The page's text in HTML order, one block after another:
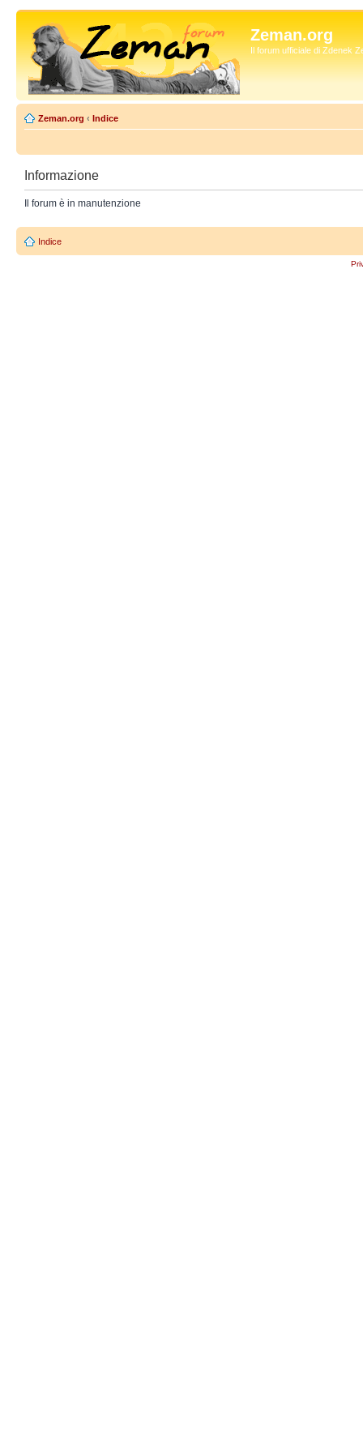
Zeman.org
Il forum ufficiale di Zdenek
Zeman.org ‹ Indice
Informazione
Il forum è in manutenzione
Indice